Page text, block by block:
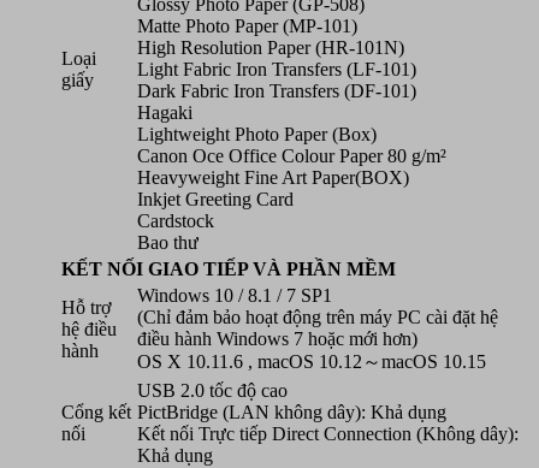
Loại
giấy
Glossy Photo Paper (GP-508)
Matte Photo Paper (MP-101)
High Resolution Paper (HR-101N)
Light Fabric Iron Transfers (LF-101)
Dark Fabric Iron Transfers (DF-101)
Hagaki
Lightweight Photo Paper (Box)
Canon Oce Office Colour Paper 80 g/m²
Heavyweight Fine Art Paper(BOX)
Inkjet Greeting Card
Cardstock
Bao thư
KẾT NỐI GIAO TIẾP VÀ PHẦN MỀM
Hỗ trợ
hệ điều
hành
Windows 10 / 8.1 / 7 SP1
(Chỉ đảm bảo hoạt động trên máy PC cài đặt hệ
điều hành Windows 7 hoặc mới hơn)
OS X 10.11.6 , macOS 10.12～macOS 10.15
Cổng kết
nối
USB 2.0 tốc độ cao
PictBridge (LAN không dây): Khả dụng
Kết nối Trực tiếp Direct Connection (Không dây):
Khả dụng